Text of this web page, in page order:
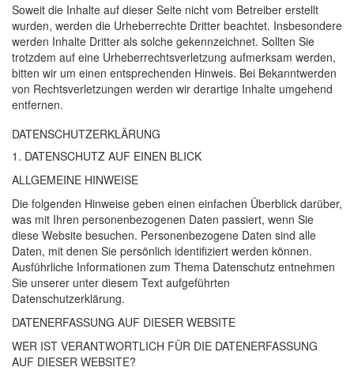
Soweit die Inhalte auf dieser Seite nicht vom Betreiber erstellt
wurden, werden die Urheberrechte Dritter beachtet. Insbesondere
werden Inhalte Dritter als solche gekennzeichnet. Sollten Sie
trotzdem auf eine Urheberrechtsverletzung aufmerksam werden,
bitten wir um einen entsprechenden Hinweis. Bei Bekanntwerden
von Rechtsverletzungen werden wir derartige Inhalte umgehend
entfernen.
DATENSCHUTZ­ERKLÄRUNG
1. DATENSCHUTZ AUF EINEN BLICK
ALLGEMEINE HINWEISE
Die folgenden Hinweise geben einen einfachen Überblick darüber,
was mit Ihren personenbezogenen Daten passiert, wenn Sie
diese Website besuchen. Personenbezogene Daten sind alle
Daten, mit denen Sie persönlich identifiziert werden können.
Ausführliche Informationen zum Thema Datenschutz entnehmen
Sie unserer unter diesem Text aufgeführten
Datenschutzerklärung.
DATENERFASSUNG AUF DIESER WEBSITE
WER IST VERANTWORTLICH FÜR DIE DATENERFASSUNG
AUF DIESER WEBSITE?